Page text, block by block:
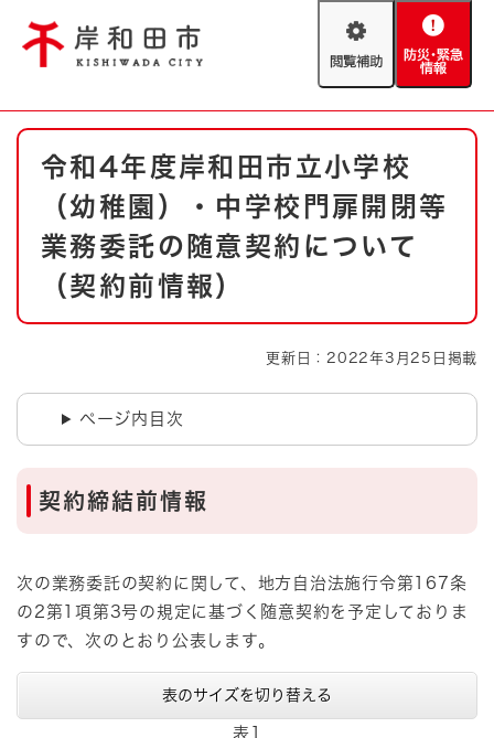
閲
助
防
緊
情
報
やさしい日本語
文字サイズ 標準 拡大
背景色変更 白 黒 青
とじる
防災・緊急情報 救急・消防
ハザードマップ AED設置箇所
本
令和4年度岸和田市立小学校
（幼稚園）・中学校門扉開閉等
業務委託の随意契約について
（契約前情報）
更新日：2022年3月25日掲載
ページ内目次
契約締結前情報
次の業務委託の契約に関して、地方自治法施行令第167条
の2第1項第3号の規定に基づく随意契約を予定しておりま
すので、次のとおり公表します。
表のサイズを切り替える
表1